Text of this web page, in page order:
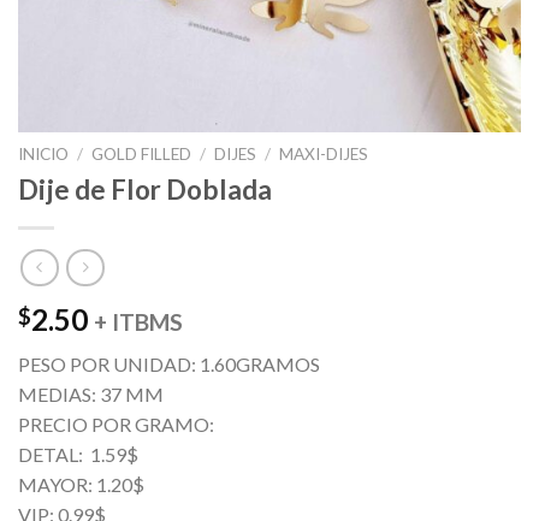
INICIO / GOLD FILLED / DIJES / MAXI-DIJES
Dije de Flor Doblada
$2.50 + ITBMS
PESO POR UNIDAD: 1.60GRAMOS
MEDIAS: 37 MM
PRECIO POR GRAMO:
DETAL: 1.59$
MAYOR: 1.20$
VIP: 0.99$